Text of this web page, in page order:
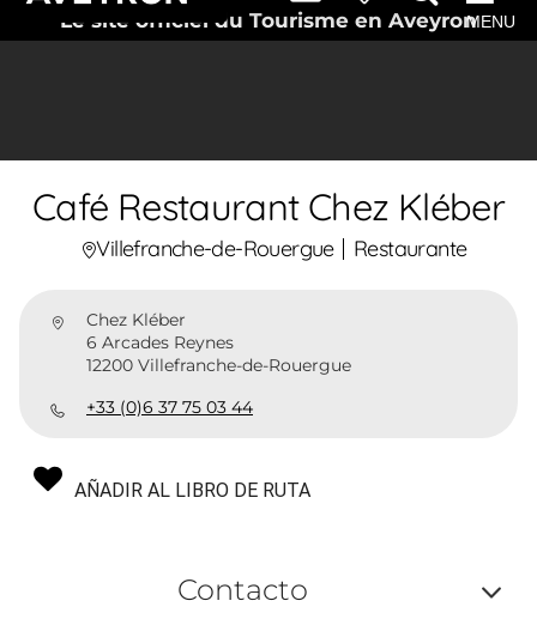
Le site officiel du Tourisme en AveyronMENU
Café Restaurant Chez Kléber
Villefranche-de-Rouergue Restaurante
Chez Kléber
6 Arcades Reynes
12200 Villefranche-de-Rouergue
+33 (0)6 37 75 03 44
AÑADIR AL LIBRO DE RUTA
Contacto